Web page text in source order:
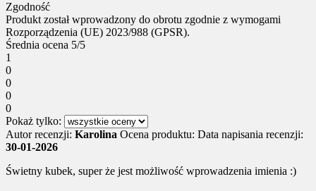
Zgodność
Produkt został wprowadzony do obrotu zgodnie z wymogami
Rozporządzenia (UE) 2023/988 (GPSR).
Średnia ocena 5/5
1
0
0
0
0
Pokaż tylko:
Autor recenzji: Karolina Ocena produktu: Data napisania recenzji:
30-01-2026
Świetny kubek, super że jest możliwość wprowadzenia imienia :)